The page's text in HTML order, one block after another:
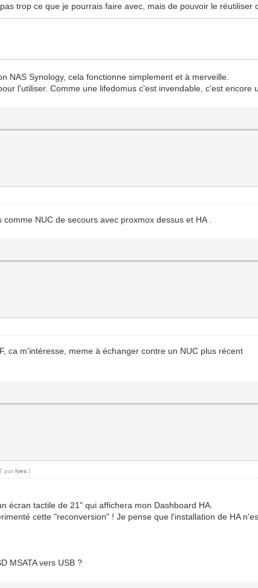
trop ce que je pourrais faire avec, mais de pouvoir le réutiliser
NAS Synology, cela fonctionne simplement et à merveille.
l'utiliser. Comme une lifedomus c'est invendable, c'est encore
NUC de secours avec proxmox dessus et HA .
ca m'intéresse, meme à échanger contre un NUC plus récent
par Ives .)
écran tactile de 21" qui affichera mon Dashboard HA.
cette "reconversion" ! Je pense que l'installation de HA
MSATA vers USB ?